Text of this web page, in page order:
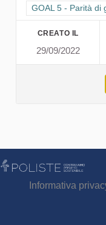
Filtra i risultati per
GOAL 5 - Parità di
CREATO IL
29/09/2022
Informativa